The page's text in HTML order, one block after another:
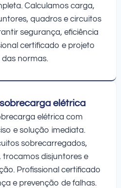
Calculamos carga,
quadros e circuitos
segurança, eficiência
certificado e projeto
normas.
elétrica
elétrica com
e solução imediata.
sobrecarregados,
trocamos disjuntores e
Profissional certificado
e prevenção de falhas.